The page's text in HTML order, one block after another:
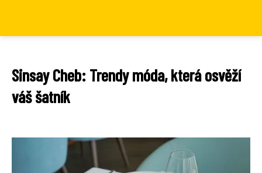
Sinsay Cheb: Trendy móda, která osvěží
váš šatník